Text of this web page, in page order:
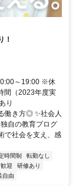
！
～19:00 ※休
間（2023年度実
り
働き方◎ ✨社会人
自の教育プログ
で社会を支え、感
時間制
転勤なし
迎
研修あり
自由